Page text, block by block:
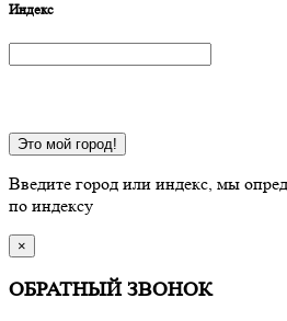
Индекс
Это мой город!
Введите город или индекс, мы
по индексу
×
ОБРАТНЫЙ ЗВОНОК